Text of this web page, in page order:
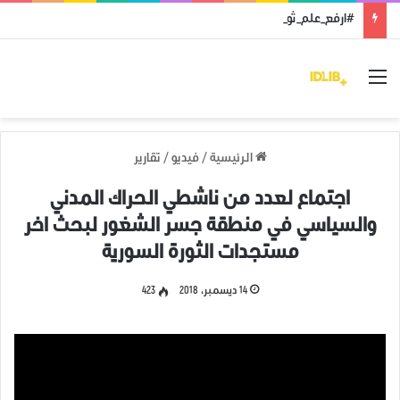
#ارفع_علم_ثورتك: رمز النضال ووحدة الهدف
القائمة
الرئيسية / فيديو / تقارير
اجتماع لعدد من ناشطي الحراك المدني
والسياسي في منطقة جسر الشغور لبحث اخر
مستجدات الثورة السورية
14 ديسمبر، 2018 423